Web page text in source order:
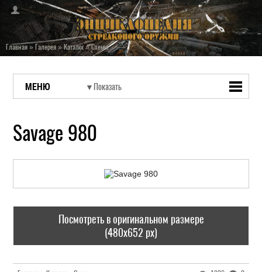
Главная»Галерея»Каталог»Схемы
МЕНЮ
Savage 980
Посмотреть в оригинальном размере
(480x652 px)